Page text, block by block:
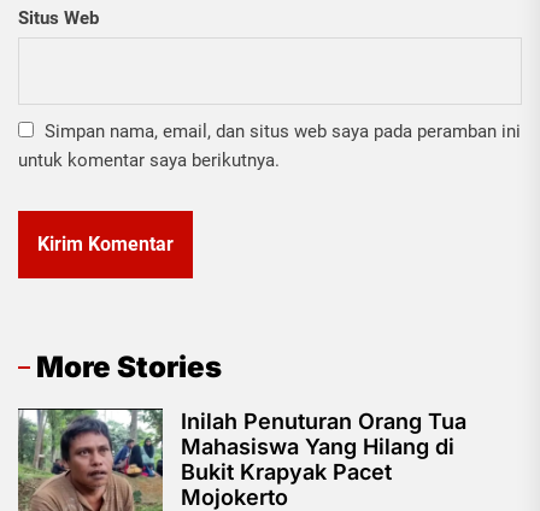
Situs Web
Simpan nama, email, dan situs web saya pada peramban ini
untuk komentar saya berikutnya.
More Stories
Inilah Penuturan Orang Tua
Mahasiswa Yang Hilang di
Bukit Krapyak Pacet
Mojokerto